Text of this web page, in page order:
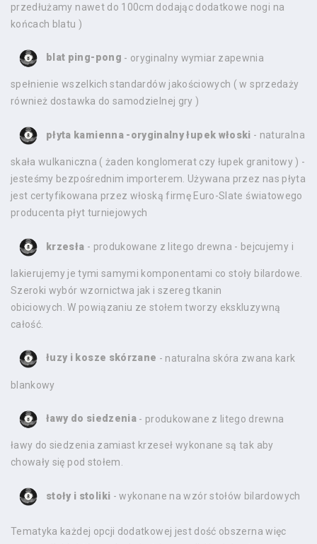
przedłużamy nawet do 100cm dodając dodatkowe nogi na
końcach blatu )
blat ping-pong - oryginalny wymiar zapewnia
spełnienie wszelkich standardów jakościowych ( w sprzedaży
również dostawka do samodzielnej gry )
płyta kamienna -oryginalny łupek włoski - naturalna
skała wulkaniczna ( żaden konglomerat czy łupek granitowy ) -
jesteśmy bezpośrednim importerem. Używana przez nas płyta
jest certyfikowana przez włoską firmę Euro-Slate światowego
producenta płyt turniejowych
krzesła - produkowane z litego drewna - bejcujemy i
lakierujemy je tymi samymi komponentami co stoły bilardowe.
Szeroki wybór wzornictwa jak i szereg tkanin
obiciowych. W powiązaniu ze stołem tworzy ekskluzywną
całość.
łuzy i kosze skórzane - naturalna skóra zwana kark
blankowy
ławy do siedzenia - produkowane z litego drewna
ławy do siedzenia zamiast krzeseł wykonane są tak aby
chowały się pod stołem.
stoły i stoliki - wykonane na wzór stołów bilardowych
Tematyka każdej opcji dodatkowej jest dość obszerna więc